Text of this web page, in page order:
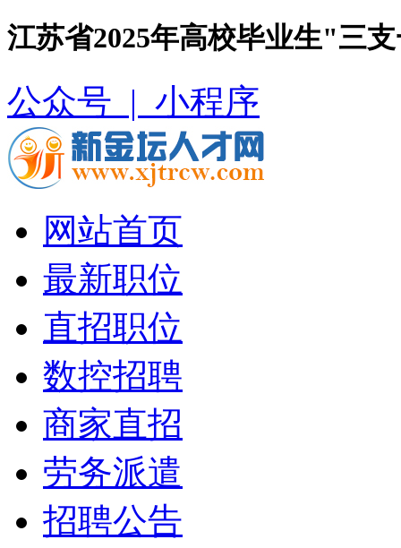
江苏省2025年高校毕业生"三
公众号 | 小程序
网站首页
最新职位
直招职位
数控招聘
商家直招
劳务派遣
招聘公告